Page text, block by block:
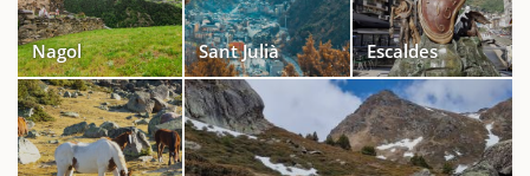
Nagol Sant Julià Escaldes